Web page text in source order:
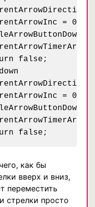
как бы
вверх и вниз,
переместить
стрелки просто